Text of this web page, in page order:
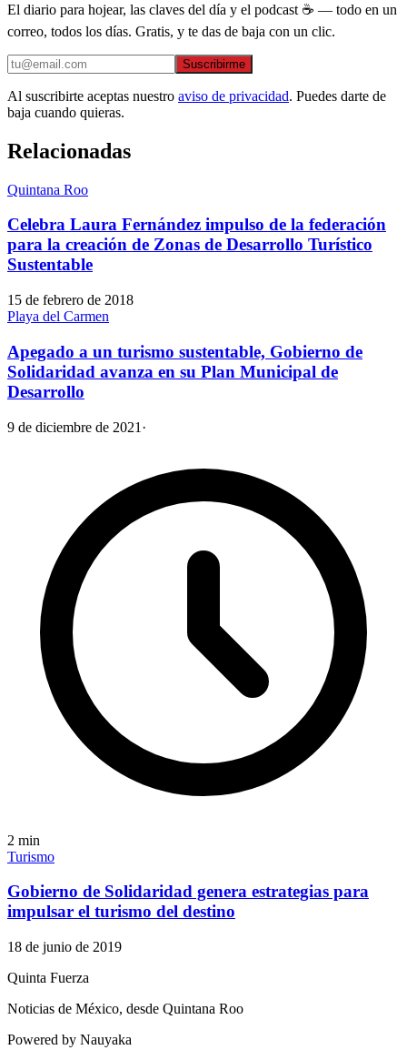
El diario para hojear, las claves del día y el podcast ☕ — todo en un
correo, todos los días. Gratis, y te das de baja con un clic.
Suscribirme
Al suscribirte aceptas nuestro aviso de privacidad. Puedes darte de
baja cuando quieras.
Relacionadas
Quintana Roo
Celebra Laura Fernández impulso de la federación
para la creación de Zonas de Desarrollo Turístico
Sustentable
15 de febrero de 2018
Playa del Carmen
Apegado a un turismo sustentable, Gobierno de
Solidaridad avanza en su Plan Municipal de
Desarrollo
9 de diciembre de 2021 ·
2 min
Turismo
Gobierno de Solidaridad genera estrategias para
impulsar el turismo del destino
18 de junio de 2019
Quinta Fuerza
Noticias de México, desde Quintana Roo
Powered by Nauyaka